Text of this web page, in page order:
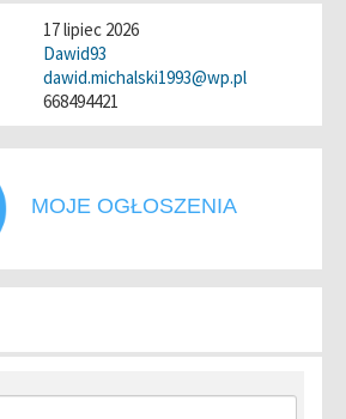
17 lipiec 2026
Dawid93
dawid.michalski1993@wp.pl
668494421
MOJE OGŁOSZENIA